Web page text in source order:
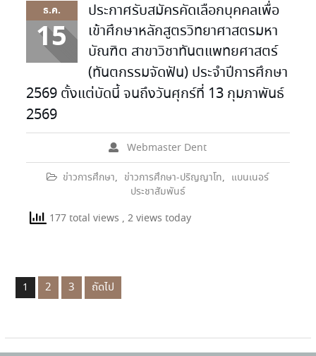
ธ.ค.
15
ประกาศรับสมัครคัดเลือกบุคคลเพื่อ
เข้าศึกษาหลักสูตรวิทยาศาสตรมหา
บัณฑิต สาขาวิชาทันตแพทยศาสตร์
(ทันตกรรมจัดฟัน) ประจำปีการศึกษา
2569 ตั้งแต่บัดนี้ จนถึงวันศุกร์ที่ 13 กุมภาพันธ์
2569
Webmaster Dent
ข่าวการศึกษา, ข่าวการศึกษา-ปริญญาโท, แบนเนอร์
ประชาสัมพันธ์
177 total views , 2 views today
1 2 3 ถัดไป